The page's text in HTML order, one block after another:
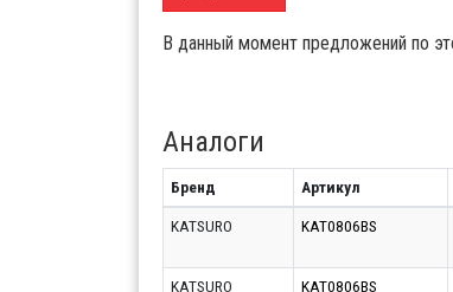
В данный момент предложений по
Аналоги
Бренд Артикул
KATSURO KAT0806BS
KATSURO KAT0806BS